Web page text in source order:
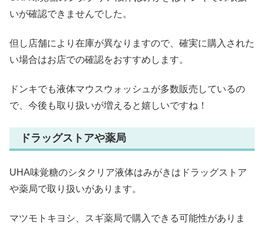
いが確認できませんでした。
但し店舗により在庫が異なりますので、確実に購入された
い場合はお店での確認をおすすめします。
ドンキでも液体マウスウォッシュが多数販売しているの
で、今後も取り扱いが増えると嬉しいですね！
ドラッグストアや薬局
UHA味覚糖のシタクリア液体はみがきはドラッグストア
や薬局で取り扱いがあります。
マツモトキヨシ、スギ薬局で購入できる可能性がありま